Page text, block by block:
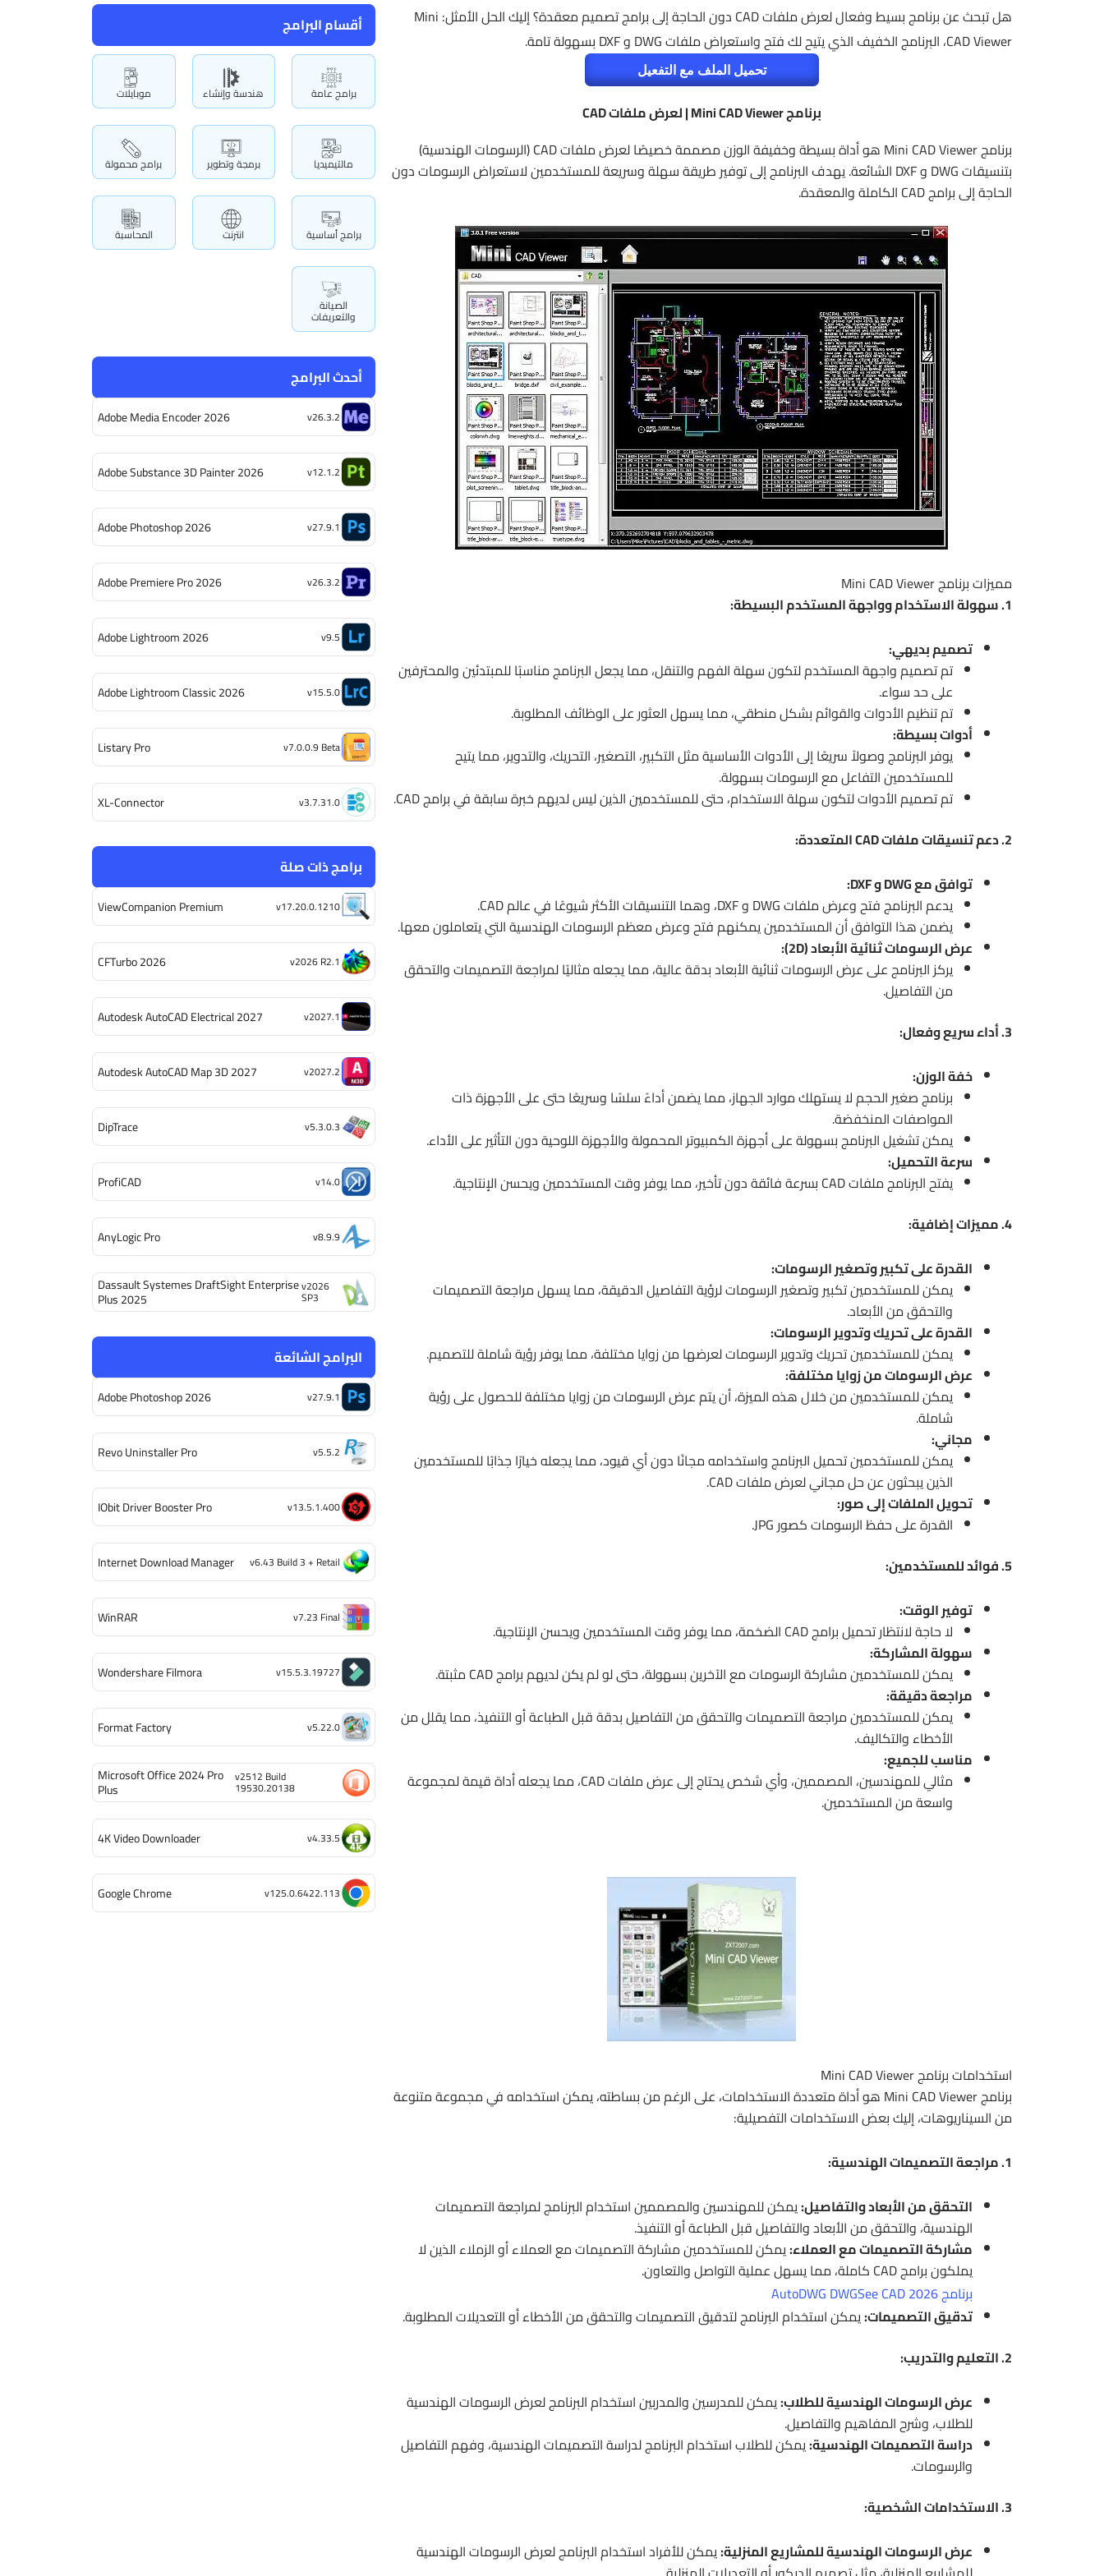
أقسام البرامج
برامج عامة هندسة وإنشاء موبايلات
مالتيميديا برمجة وتطوير برامج محمولة
برامج أساسية انترنت المحاسبة
الصيانة
والتعريفات
أحدث البرامج
Adobe Media Encoder 2026 v26.3.2
Adobe Substance 3D Painter 2026 v12.1.2
Adobe Photoshop 2026 v27.9.1
Adobe Premiere Pro 2026 v26.3.2
Adobe Lightroom 2026 v9.5
Adobe Lightroom Classic 2026 v15.5.0
Listary Pro v7.0.0.9 Beta
XL-Connector v3.7.31.0
برامج ذات صلة
ViewCompanion Premium v17.20.0.1210
CFTurbo 2026 v2026 R2.1
Autodesk AutoCAD Electrical 2027 v2027.1
Autodesk AutoCAD Map 3D 2027 v2027.2
DipTrace v5.3.0.3
ProfiCAD v14.0
AnyLogic Pro v8.9.9
Dassault Systemes DraftSight Enterprise
Plus 2025
v2026
SP3
البرامج الشائعة
Adobe Photoshop 2026 v27.9.1
Revo Uninstaller Pro v5.5.2
IObit Driver Booster Pro v13.5.1.400
Internet Download Manager v6.43 Build 3 + Retail
WinRAR v7.23 Final
Wondershare Filmora v15.5.3.19727
Format Factory v5.22.0
Microsoft Office 2024 Pro
Plus
v2512 Build
19530.20138
4K Video Downloader v4.33.5
Google Chrome v125.0.6422.113
هل تبحث عن برنامج بسيط وفعال لعرض ملفات CAD دون الحاجة إلى برامج تصميم معقدة؟ إليك الحل الأمثل: Mini
CAD Viewer، البرنامج الخفيف الذي يتيح لك فتح واستعراض ملفات DWG و DXF بسهولة تامة.
تحميل الملف مع التفعيل
برنامج Mini CAD Viewer | لعرض ملفات CAD
برنامج Mini CAD Viewer هو أداة بسيطة وخفيفة الوزن مصممة خصيصًا لعرض ملفات CAD (الرسومات الهندسية)
بتنسيقات DWG و DXF الشائعة. يهدف البرنامج إلى توفير طريقة سهلة وسريعة للمستخدمين لاستعراض الرسومات دون
الحاجة إلى برامج CAD الكاملة والمعقدة.
مميزات برنامج Mini CAD Viewer
1. سهولة الاستخدام وواجهة المستخدم البسيطة:
تصميم بديهي:
تم تصميم واجهة المستخدم لتكون سهلة الفهم والتنقل، مما يجعل البرنامج مناسبًا للمبتدئين والمحترفين
على حد سواء.
تم تنظيم الأدوات والقوائم بشكل منطقي، مما يسهل العثور على الوظائف المطلوبة.
أدوات بسيطة:
يوفر البرنامج وصولاً سريعًا إلى الأدوات الأساسية مثل التكبير، التصغير، التحريك، والتدوير، مما يتيح
للمستخدمين التفاعل مع الرسومات بسهولة.
تم تصميم الأدوات لتكون سهلة الاستخدام، حتى للمستخدمين الذين ليس لديهم خبرة سابقة في برامج CAD.
2. دعم تنسيقات ملفات CAD المتعددة:
توافق مع DWG و DXF:
يدعم البرنامج فتح وعرض ملفات DWG و DXF، وهما التنسيقات الأكثر شيوعًا في عالم CAD.
يضمن هذا التوافق أن المستخدمين يمكنهم فتح وعرض معظم الرسومات الهندسية التي يتعاملون معها.
عرض الرسومات ثنائية الأبعاد (2D):
يركز البرنامج على عرض الرسومات ثنائية الأبعاد بدقة عالية، مما يجعله مثاليًا لمراجعة التصميمات والتحقق
من التفاصيل.
3. أداء سريع وفعال:
خفة الوزن:
برنامج صغير الحجم لا يستهلك موارد الجهاز، مما يضمن أداءً سلسًا وسريعًا حتى على الأجهزة ذات
المواصفات المنخفضة.
يمكن تشغيل البرنامج بسهولة على أجهزة الكمبيوتر المحمولة والأجهزة اللوحية دون التأثير على الأداء.
سرعة التحميل:
يفتح البرنامج ملفات CAD بسرعة فائقة دون تأخير، مما يوفر وقت المستخدمين ويحسن الإنتاجية.
4. مميزات إضافية:
القدرة على تكبير وتصغير الرسومات:
يمكن للمستخدمين تكبير وتصغير الرسومات لرؤية التفاصيل الدقيقة، مما يسهل مراجعة التصميمات
والتحقق من الأبعاد.
القدرة على تحريك وتدوير الرسومات:
يمكن للمستخدمين تحريك وتدوير الرسومات لعرضها من زوايا مختلفة، مما يوفر رؤية شاملة للتصميم.
عرض الرسومات من زوايا مختلفة:
يمكن للمستخدمين من خلال هذه الميزة، أن يتم عرض الرسومات من زوايا مختلفة للحصول على رؤية
شاملة.
مجاني:
يمكن للمستخدمين تحميل البرنامج واستخدامه مجانًا دون أي قيود، مما يجعله خيارًا جذابًا للمستخدمين
الذين يبحثون عن حل مجاني لعرض ملفات CAD.
تحويل الملفات إلى صور:
القدرة على حفظ الرسومات كصور JPG.
5. فوائد للمستخدمين:
توفير الوقت:
لا حاجة لانتظار تحميل برامج CAD الضخمة، مما يوفر وقت المستخدمين ويحسن الإنتاجية.
سهولة المشاركة:
يمكن للمستخدمين مشاركة الرسومات مع الآخرين بسهولة، حتى لو لم يكن لديهم برامج CAD مثبتة.
مراجعة دقيقة:
يمكن للمستخدمين مراجعة التصميمات والتحقق من التفاصيل بدقة قبل الطباعة أو التنفيذ، مما يقلل من
الأخطاء والتكاليف.
مناسب للجميع:
مثالي للمهندسين، المصممين، وأي شخص يحتاج إلى عرض ملفات CAD، مما يجعله أداة قيمة لمجموعة
واسعة من المستخدمين.
استخدامات برنامج Mini CAD Viewer
من السيناريوهات، إليك بعض الاستخدامات التفصيلية:
1. مراجعة التصميمات الهندسية:
التحقق من الأبعاد والتفاصيل:
الهندسية، والتحقق من الأبعاد والتفاصيل قبل الطباعة أو التنفيذ.
مشاركة التصميمات مع العملاء:
يملكون برامج CAD كاملة، مما يسهل عملية التواصل والتعاون.
برنامج AutoDWG DWGSee CAD 2026
تدقيق التصميمات:يمكن استخدام البرنامج لتدقيق التصميمات والتحقق من الأخطاء أو التعديلات المطلوبة.
2. التعليم والتدريب:
عرض الرسومات الهندسية للطلاب:
للطلاب، وشرح المفاهيم والتفاصيل.
دراسة التصميمات الهندسية:
والرسومات.
3. الاستخدامات الشخصية:
عرض الرسومات الهندسية للمشاريع المنزلية: